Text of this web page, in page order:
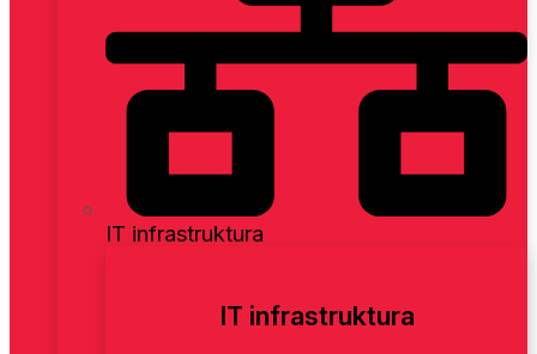
IT infrastruktura
IT infrastruktura